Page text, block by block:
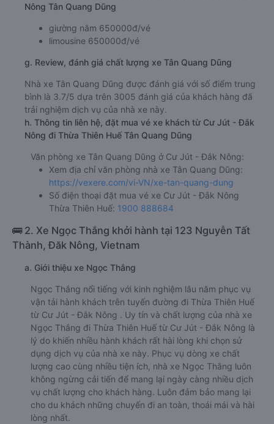
Nông Tân Quang Dũng
giường nằm 650000đ/vé
limousine 650000đ/vé
g. Review, đánh giá chất lượng xe Tân Quang Dũng
Nhà xe Tân Quang Dũng được đánh giá với số điểm trung
bình là 3.7/5 dựa trên 3005 đánh giá của khách hàng đã
trải nghiệm dịch vụ của nhà xe này.
h. Thông tin liên hệ, đặt mua vé xe khách từ Cư Jút - Đắk
Nông đi Thừa Thiên Huế Tân Quang Dũng
Văn phòng xe Tân Quang Dũng ở Cư Jút - Đắk Nông:
Xem địa chỉ văn phòng nhà xe Tân Quang Dũng:
https://vexere.com/vi-VN/xe-tan-quang-dung
Số điện thoại đặt mua vé xe Cư Jút - Đắk Nông
Thừa Thiên Huế: 1900 888684
🚌 2. Xe Ngọc Thắng khởi hành tại 123 Nguyễn Tất
Thành, Đăk Nông, Vietnam
a. Giới thiệu xe Ngọc Thắng
Ngọc Thắng nổi tiếng với kinh nghiệm lâu năm phục vụ
vận tải hành khách trên tuyến đường đi Thừa Thiên Huế
từ Cư Jút - Đắk Nông . Uy tín và chất lượng của nhà xe
Ngọc Thắng đi Thừa Thiên Huế từ Cư Jút - Đắk Nông là
lý do khiến nhiều hành khách rất hài lòng khi chọn sử
dụng dịch vụ của nhà xe này. Phục vụ dòng xe chất
lượng cao cùng nhiều tiện ích, nhà xe Ngọc Thắng luôn
không ngừng cải tiến để mang lại ngày càng nhiều dịch
vụ chất lượng cho khách hàng. Luôn đảm bảo mang lại
cho du khách những chuyến đi an toàn, thoái mái và hài
lòng nhất.